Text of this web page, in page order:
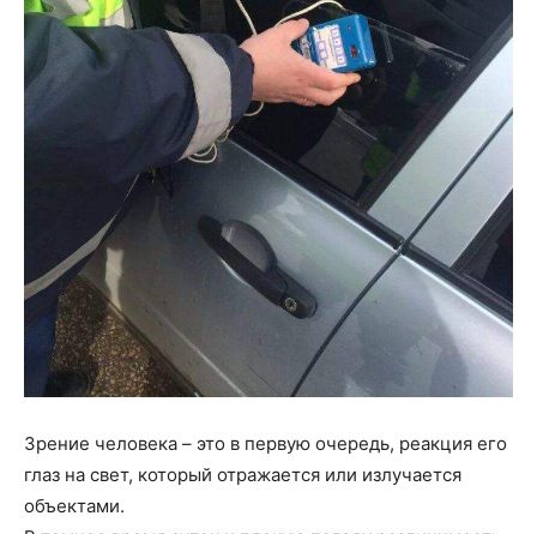
Зрение человека – это в первую очередь, реакция его
глаз на свет, который отражается или излучается
объектами.